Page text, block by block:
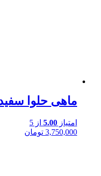
ماهی حلوا
امتیاز 5.00 از 5
3,750,000 تومان